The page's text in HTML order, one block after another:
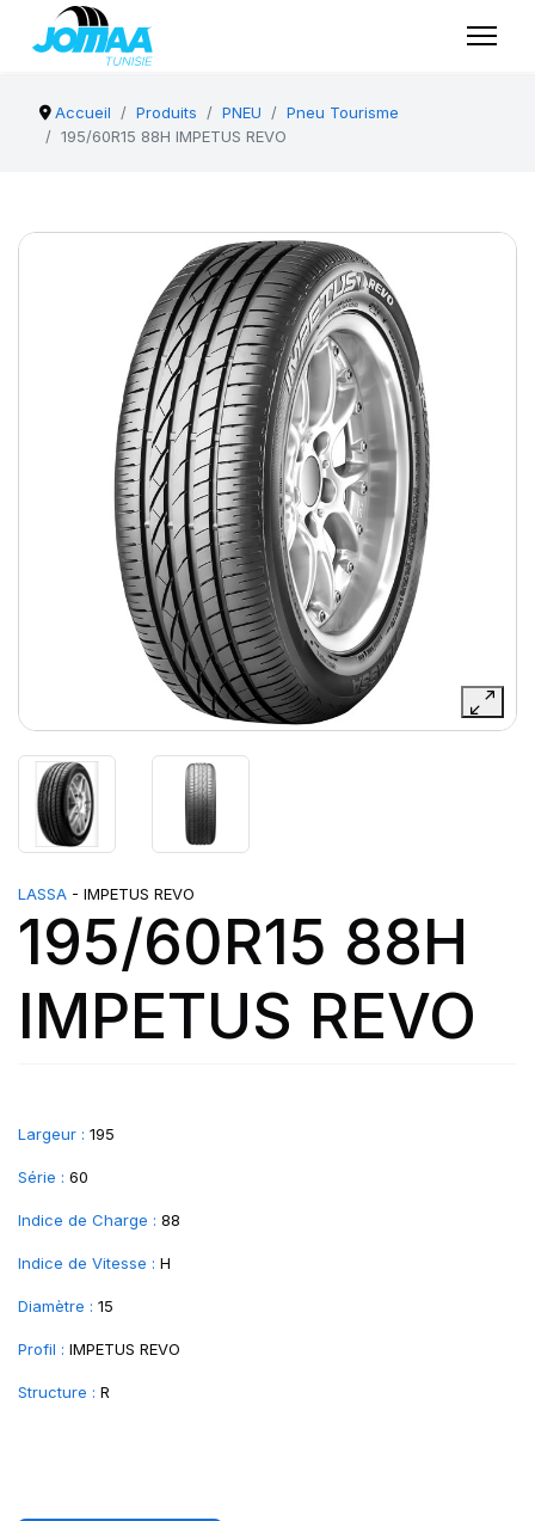
Accueil Produits PNEU
Pneu Tourisme
195/60R15 88H IMPETUS REVO
LASSA - IMPETUS REVO
195/60R15 88H
IMPETUS REVO
Largeur : 195
Série : 60
Indice de Charge : 88
Indice de Vitesse : H
Diamètre : 15
Profil : IMPETUS REVO
Structure : R